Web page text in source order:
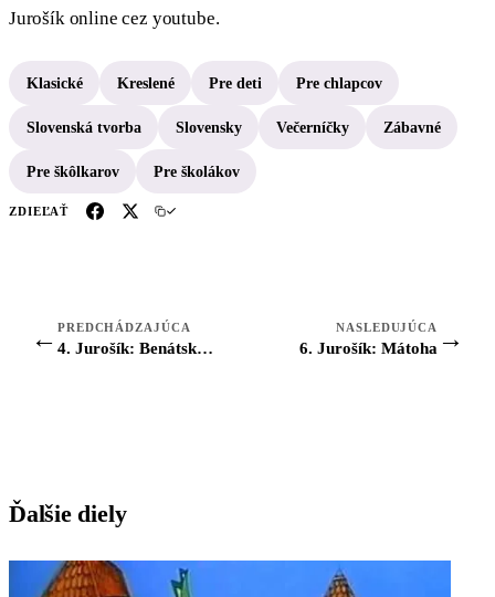
Jurošík online cez youtube.
Klasické Kreslené Pre deti Pre chlapcov
Slovenská tvorba Slovensky Večerníčky Zábavné
Pre škôlkarov Pre školákov
ZDIEĽAŤ
← PREDCHÁDZAJÚCA
4. Jurošík: Benátska cukrárka
NASLEDUJÚCA
6. Jurošík: Mátoha →
Ďalšie diely